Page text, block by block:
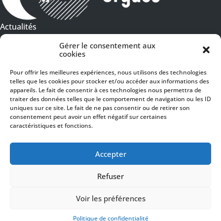
Gérer le consentement aux
cookies
Pour offrir les meilleures expériences, nous utilisons des technologies
telles que les cookies pour stocker et/ou accéder aux informations des
appareils. Le fait de consentir à ces technologies nous permettra de
traiter des données telles que le comportement de navigation ou les ID
uniques sur ce site. Le fait de ne pas consentir ou de retirer son
consentement peut avoir un effet négatif sur certaines
caractéristiques et fonctions.
Accepter
Refuser
Voir les préférences
Politique de confidentialité
Actualités
Presse
Programme PDF
Billetterie
Recrutement
Mentions légales
Politique de confidentialité
© 2024 Toulouse les Orgues – Tous droits réservés –